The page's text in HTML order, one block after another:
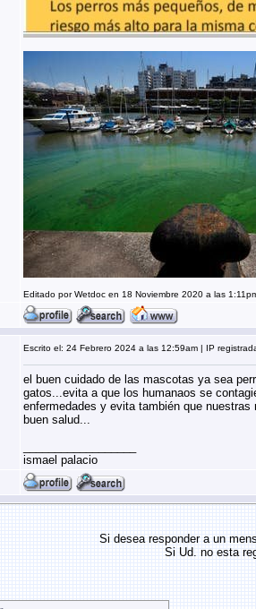
Editado por Wetdoc en 18 Noviembre 2020 a las
Escrito el: 24 Febrero 2024 a las 12:59am | IP
el buen cuidado de las mascotas ya sea
gatos...evita a que los humanaos se
enfermedades y evita también que nuestras
buen salud...
ismael palacio
Si desea responder a un
Si Ud. no esta